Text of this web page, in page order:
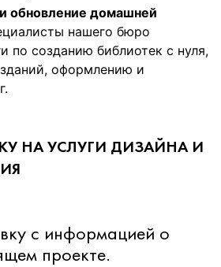
обновление домашней
нашего бюро
по созданию библиотек с нуля,
оформлению и
НА УСЛУГИ ДИЗАЙНА И
с информацией о
проекте.